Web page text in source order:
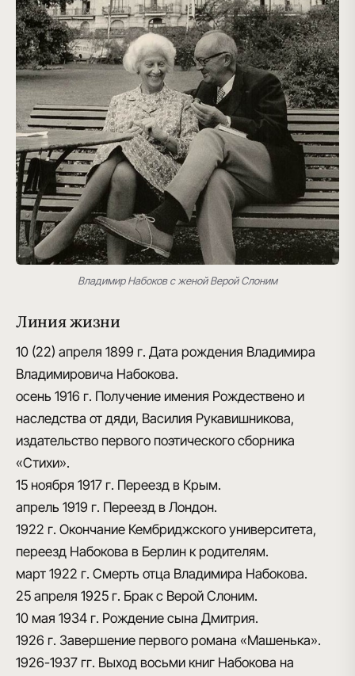
Владимир Набоков с женой Верой Слоним
Линия жизни
10 (22) апреля 1899 г. Дата рождения Владимира
Владимировича Набокова.
осень 1916 г. Получение имения Рождествено и
наследства от дяди, Василия Рукавишникова,
издательство первого поэтического сборника
«Стихи».
15 ноября 1917 г. Переезд в Крым.
апрель 1919 г. Переезд в Лондон.
1922 г. Окончание Кембриджского университета,
переезд Набокова в Берлин к родителям.
март 1922 г. Смерть отца Владимира Набокова.
25 апреля 1925 г. Брак с Верой Слоним.
10 мая 1934 г. Рождение сына Дмитрия.
1926 г. Завершение первого романа «Машенька».
1926-1937 гг. Выход восьми книг Набокова на